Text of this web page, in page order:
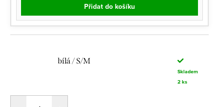
Přidat do košíku
bílá / S/M
Skladem
2 ks